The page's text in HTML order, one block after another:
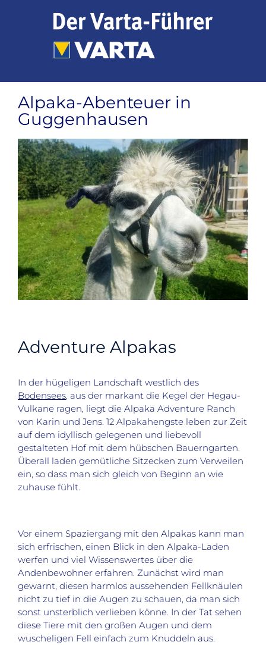
Alpaka-Abenteuer in
Guggenhausen
Zeige
grösseres
Bild
Adventure Alpakas
In der hügeligen Landschaft westlich des
Bodensees, aus der markant die Kegel der Hegau-
Vulkane ragen, liegt die Alpaka Adventure Ranch
von Karin und Jens. 12 Alpakahengste leben zur Zeit
auf dem idyllisch gelegenen und liebevoll
gestalteten Hof mit dem hübschen Bauerngarten.
Überall laden gemütliche Sitzecken zum Verweilen
ein, so dass man sich gleich von Beginn an wie
zuhause fühlt.
Vor einem Spaziergang mit den Alpakas kann man
sich erfrischen, einen Blick in den Alpaka-Laden
werfen und viel Wissenswertes über die
Andenbewohner erfahren. Zunächst wird man
gewarnt, diesen harmlos aussehenden Fellknäulen
nicht zu tief in die Augen zu schauen, da man sich
sonst unsterblich verlieben könne. In der Tat sehen
diese Tiere mit den großen Augen und dem
wuscheligen Fell einfach zum Knuddeln aus.